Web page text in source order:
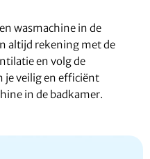
wasmachine in de
altijd rekening met de
en volg de
je veilig en efficiënt
in de badkamer.